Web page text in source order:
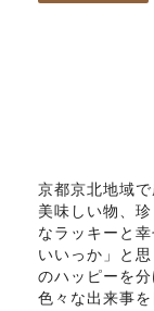
京都京北地域
美味しい物、
なラッキーと
いいっか」と
のハッピーを
色々な出来事